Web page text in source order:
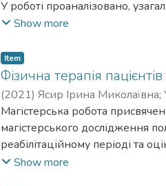
У роботі проаналізовано,
дітей віком 10-14 років, у
пацієнтів, визначені
при створенні індивідуальних
віком 10-14 років зі
Show more
Item
Фізична терапія
(2021) Ясир Ірина Миколаївна;
Магістерська робота
магістерського дослідження
реабілітаційному періоді та
вітчизняного і закордонного
Show more